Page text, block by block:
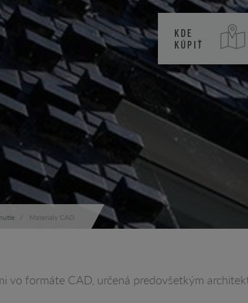
KDE
KÚPIŤ
Materiály CAD
vo formáte CAD, určená predovšetkým